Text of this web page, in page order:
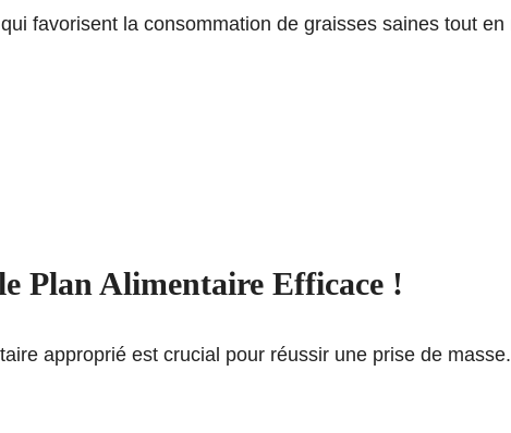
favorisent la consommation de graisses saines tout
Plan Alimentaire Efficace !
approprié est crucial pour réussir une prise de